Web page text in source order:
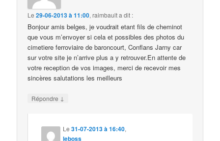
Le29-06-2013 à 11:00,raimbaulta dit :
Bonjour amis belges, je voudrait etant fils de cheminot
que vous m’envoyer si cela et possibles des photos du
cimetiere ferroviaire de baroncourt, Conflans Jarny car
sur votre site je n’arrive plus a y retrouver.En attente de
votre reception de vos images, merci de recevoir mes
sincères salutations les meilleurs
Répondre ↓
Le31-07-2013 à 16:40,
leboss